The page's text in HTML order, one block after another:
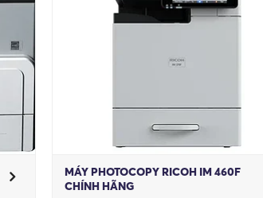
MÁY PHOTOCOPY RICOH IM 460F
CHÍNH HÃNG